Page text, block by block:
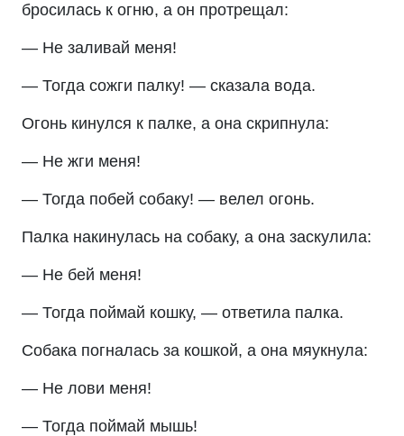
бросилась к огню, а он протрещал:
— Не заливай меня!
— Тогда сожги палку! — сказала вода.
Огонь кинулся к палке, а она скрипнула:
— Не жги меня!
— Тогда побей собаку! — велел огонь.
Палка накинулась на собаку, а она заскулила:
— Не бей меня!
— Тогда поймай кошку, — ответила палка.
Собака погналась за кошкой, а она мяукнула:
— Не лови меня!
— Тогда поймай мышь!